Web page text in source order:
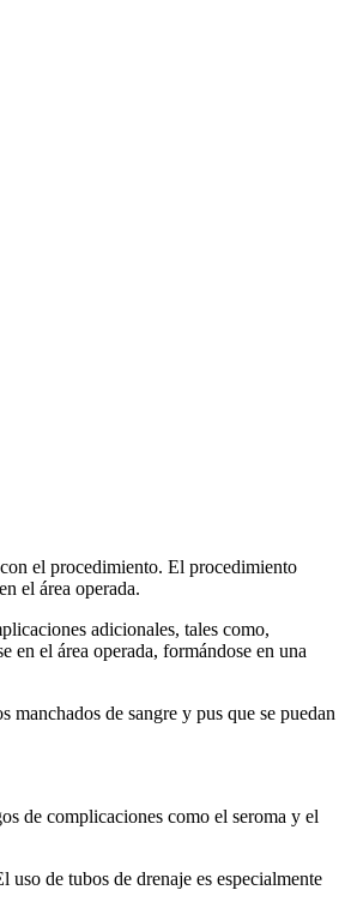
el procedimiento. El procedimiento
el área operada.
adicionales, tales como,
en el área operada, formándose en una
de sangre y pus que se puedan
de complicaciones como el seroma y el
de tubos de drenaje es especialmente